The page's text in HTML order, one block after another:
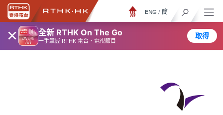
× 全新 RTHK On The Go
一手掌握 RTHK 電台、電視節目
取得
ENG / 簡